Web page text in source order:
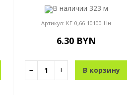
В наличии 323 м
Артикул: КГ-0,66-10100-Нн
6.30 BYN
− + В корзину